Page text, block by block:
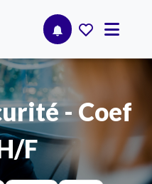
- Coef
F